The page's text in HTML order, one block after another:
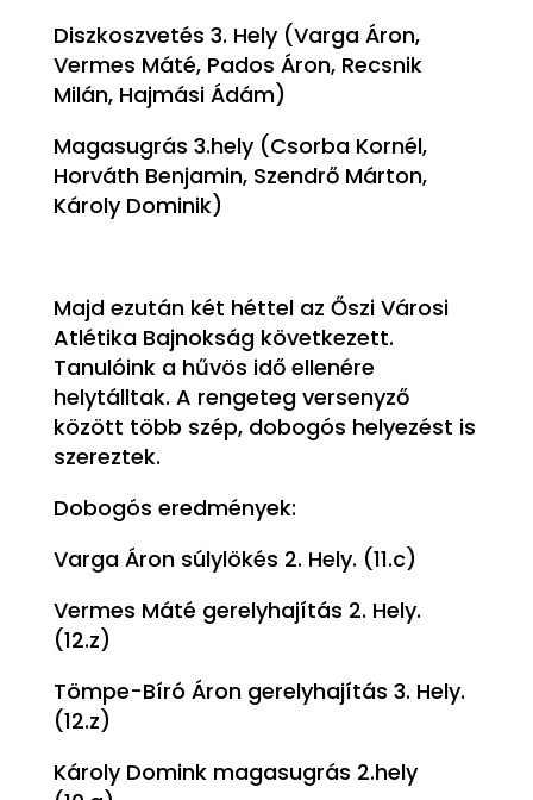
Diszkoszvetés 3. Hely (Varga Áron,
Vermes Máté, Pados Áron, Recsnik
Milán, Hajmási Ádám)
Magasugrás 3.hely (Csorba Kornél,
Horváth Benjamin, Szendrő Márton,
Károly Dominik)
Majd ezután két héttel az Őszi Városi
Atlétika Bajnokság következett.
Tanulóink a hűvös idő ellenére
helytálltak. A rengeteg versenyző
között több szép, dobogós helyezést is
szereztek.
Dobogós eredmények:
Varga Áron súlylökés 2. Hely. (11.c)
Vermes Máté gerelyhajítás 2. Hely.
(12.z)
Tömpe-Bíró Áron gerelyhajítás 3. Hely.
(12.z)
Károly Domink magasugrás 2.hely